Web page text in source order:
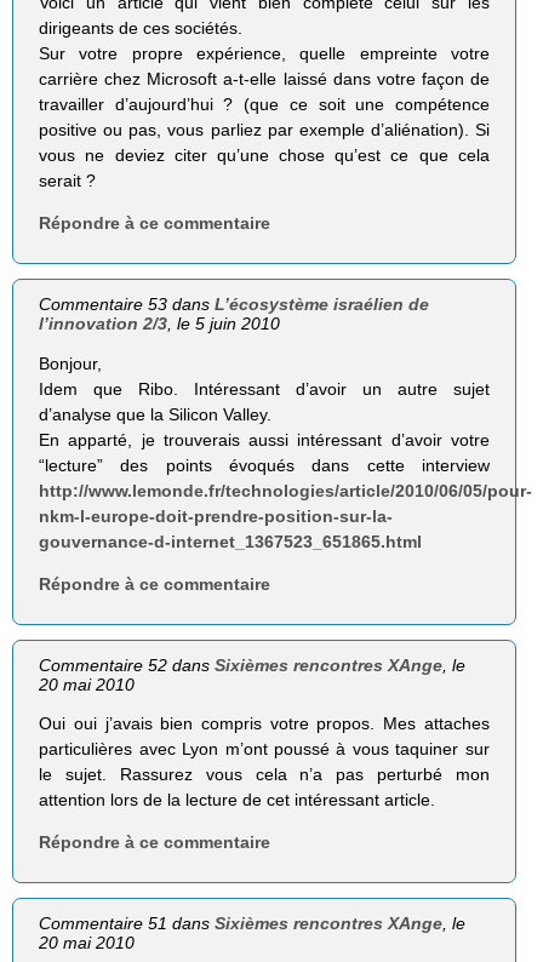
dirigeants de ces sociétés.
Sur votre propre expérience, quelle empreinte votre
carrière chez Microsoft a-t-elle laissé dans votre façon de
travailler d’aujourd’hui ? (que ce soit une compétence
positive ou pas, vous parliez par exemple d’aliénation). Si
vous ne deviez citer qu’une chose qu’est ce que cela
serait ?
Répondre à ce commentaire
Commentaire 53 dansL’écosystème israélien de
l’innovation 2/3, le 5 juin 2010
Bonjour,
Idem que Ribo. Intéressant d’avoir un autre sujet
d’analyse que la Silicon Valley.
En apparté, je trouverais aussi intéressant d’avoir votre
“lecture” des points évoqués dans cette interview
http://www.lemonde.fr/technologies/article/2010/06/05/pour-
nkm-l-europe-doit-prendre-position-sur-la-
gouvernance-d-internet_1367523_651865.html
Répondre à ce commentaire
Commentaire 52 dansSixièmes rencontres XAnge , le
20 mai 2010
Oui oui j’avais bien compris votre propos. Mes attaches
particulières avec Lyon m’ont poussé à vous taquiner sur
le sujet. Rassurez vous cela n’a pas perturbé mon
attention lors de la lecture de cet intéressant article.
Répondre à ce commentaire
Commentaire 51 dansSixièmes rencontres XAnge , le
20 mai 2010